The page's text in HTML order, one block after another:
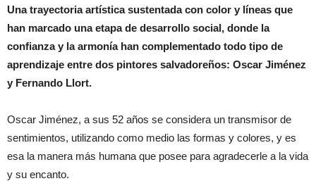
Una trayectoria artística sustentada con color y líneas que
han marcado una etapa de desarrollo social, donde la
confianza y la armonía han complementado todo tipo de
aprendizaje entre dos pintores salvadoreños: Oscar Jiménez
y Fernando Llort.
Oscar Jiménez, a sus 52 años se considera un transmisor de
sentimientos, utilizando como medio las formas y colores, y es
esa la manera más humana que posee para agradecerle a la vida
y su encanto.